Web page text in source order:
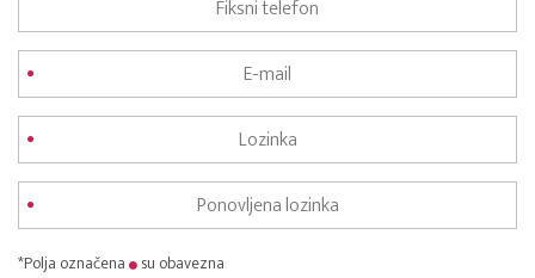
*Polja označena
su obavezna